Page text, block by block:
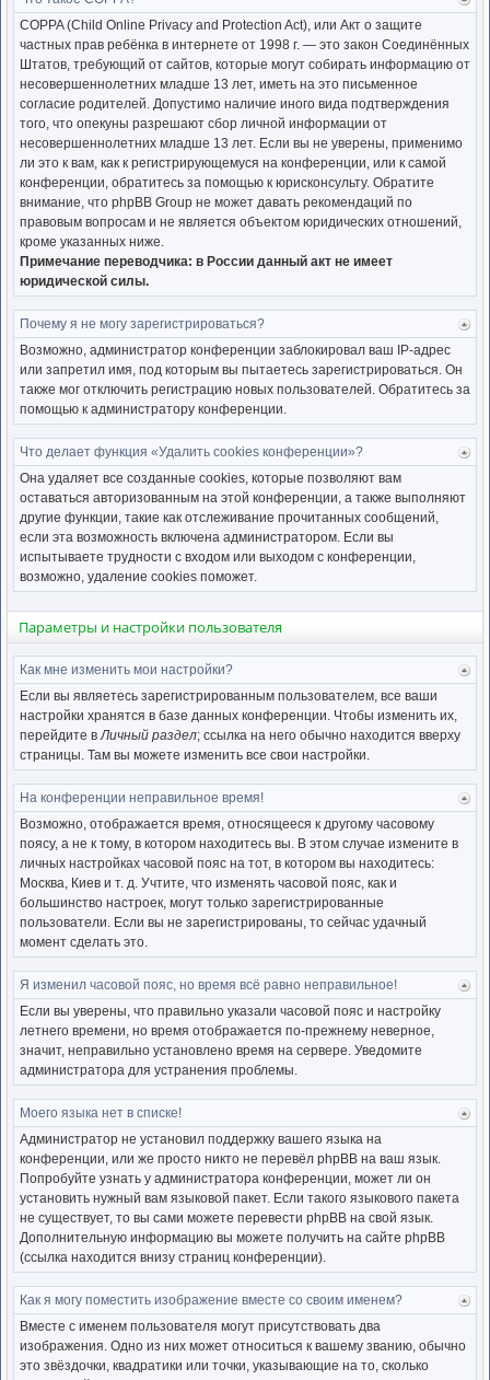
COPPA (Child Online Privacy and Protection Act), или Акт о защите
частных прав ребёнка в интернете от 1998 г. — это закон Соединённых
Штатов, требующий от сайтов, которые могут собирать информацию от
несовершеннолетних младше 13 лет, иметь на это письменное
согласие родителей. Допустимо наличие иного вида подтверждения
того, что опекуны разрешают сбор личной информации от
несовершеннолетних младше 13 лет. Если вы не уверены, применимо
ли это к вам, как к регистрирующемуся на конференции, или к самой
конференции, обратитесь за помощью к юрисконсульту. Обратите
внимание, что phpBB Group не может давать рекомендаций по
правовым вопросам и не является объектом юридических отношений,
кроме указанных ниже.
Примечание переводчика: в России данный акт не имеет
юридической силы.
Почему я не могу зарегистрироваться?
Возможно, администратор конференции заблокировал ваш IP-адрес
или запретил имя, под которым вы пытаетесь зарегистрироваться. Он
также мог отключить регистрацию новых пользователей. Обратитесь за
помощью к администратору конференции.
Что делает функция «Удалить cookies конференции»?
Она удаляет все созданные cookies, которые позволяют вам
оставаться авторизованным на этой конференции, а также выполняют
другие функции, такие как отслеживание прочитанных сообщений,
если эта возможность включена администратором. Если вы
испытываете трудности с входом или выходом с конференции,
возможно, удаление cookies поможет.
Параметры и настройки пользователя
Как мне изменить мои настройки?
Если вы являетесь зарегистрированным пользователем, все ваши
настройки хранятся в базе данных конференции. Чтобы изменить их,
перейдите вЛичный раздел; ссылка на него обычно находится вверху
страницы. Там вы можете изменить все свои настройки.
На конференции неправильное время!
Возможно, отображается время, относящееся к другому часовому
поясу, а не к тому, в котором находитесь вы. В этом случае измените в
личных настройках часовой пояс на тот, в котором вы находитесь:
Москва, Киев и т. д. Учтите, что изменять часовой пояс, как и
большинство настроек, могут только зарегистрированные
пользователи. Если вы не зарегистрированы, то сейчас удачный
момент сделать это.
Я изменил часовой пояс, но время всё равно неправильное!
Если вы уверены, что правильно указали часовой пояс и настройку
летнего времени, но время отображается по-прежнему неверное,
значит, неправильно установлено время на сервере. Уведомите
администратора для устранения проблемы.
Моего языка нет в списке!
Администратор не установил поддержку вашего языка на
конференции, или же просто никто не перевёл phpBB на ваш язык.
Попробуйте узнать у администратора конференции, может ли он
установить нужный вам языковой пакет. Если такого языкового пакета
не существует, то вы сами можете перевести phpBB на свой язык.
Дополнительную информацию вы можете получить на сайте phpBB
(ссылка находится внизу страниц конференции).
Как я могу поместить изображение вместе со своим именем?
Вместе с именем пользователя могут присутствовать два
изображения. Одно из них может относиться к вашему званию, обычно
это звёздочки, квадратики или точки, указывающие на то, сколько